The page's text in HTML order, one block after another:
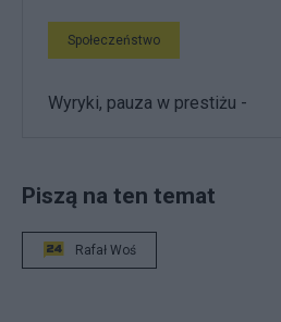
Społeczeństwo
Wyryki, pauza w prestiżu -
Piszą na ten temat
Rafał Woś